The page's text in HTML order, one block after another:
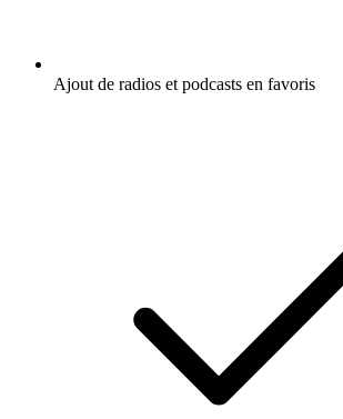
Ajout de radios et podcasts en favoris